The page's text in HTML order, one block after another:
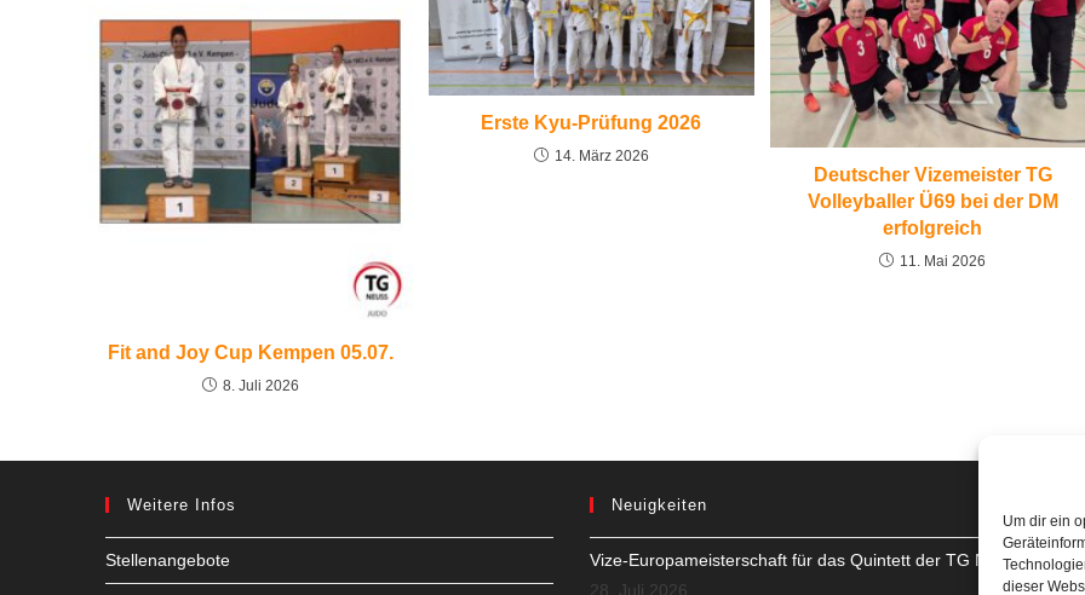
Um dir ein
dieser
Fit and Joy Cup Kempen 05.07.
8. Juli 2026
Erste Kyu-Prüfung 2026
14. März 2026
Deutscher Vizemeister TG
Volleyballer Ü69 bei der DM
erfolgreich
11. Mai 2026
Weitere Infos
Stellenangebote
Neuigkeiten
Vize-Europameisterschaft für das Quintett der TG Neuss
28. Juli 2026